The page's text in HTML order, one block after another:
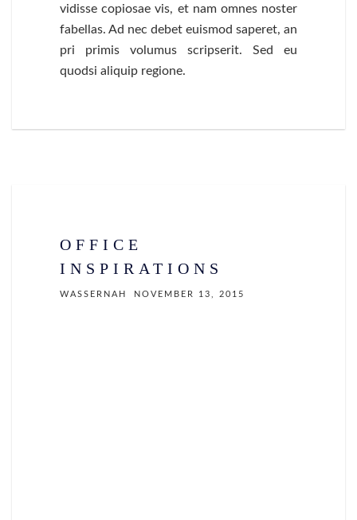
vidisse copiosae vis, et nam omnes noster
fabellas. Ad nec debet euismod saperet, an
pri primis volumus scripserit. Sed eu
quodsi aliquip regione.
OFFICE
INSPIRATIONS
WASSERNAH NOVEMBER 13, 2015